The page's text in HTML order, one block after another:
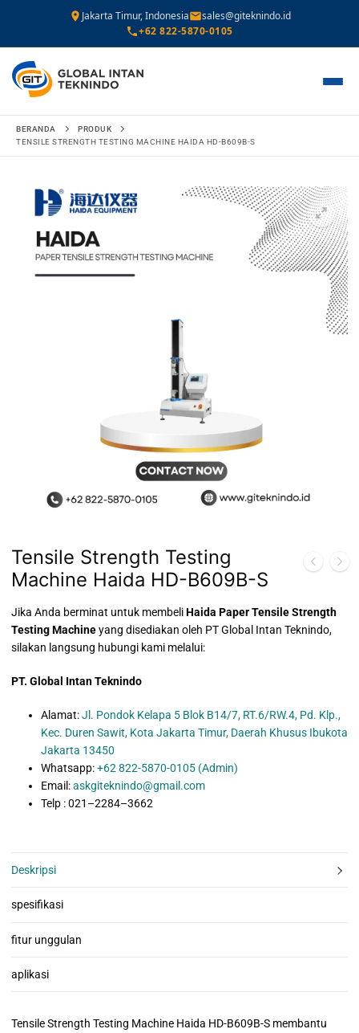
Jakarta Timur, Indonesia
sales@giteknindo.id
+62 822-5870-0105
Lompat
BERANDA
PRODUK
TENSILE STRENGTH TESTING MACHINE HAIDA HD-B609B-S
🔍
Tensile Strength Testing
Machine Haida HD-B609B-S
Jika Anda berminat untuk membeliHaida Paper Tensile Strength
Testing Machineyang disediakan oleh PT Global Intan Teknindo,
silakan langsung hubungi kami melalui:
PT. Global Intan Teknindo
Alamat:Jl. Pondok Kelapa 5 Blok B14/7, RT.6/RW.4, Pd. Klp.,
Kec. Duren Sawit, Kota Jakarta Timur, Daerah Khusus Ibukota
Jakarta 13450
Whatsapp: +62 822-5870-0105 (Admin)
Email:askgiteknindo@gmail.com
Telp : 021–2284–3662
Deskripsi
spesifikasi
fitur unggulan
aplikasi
Tensile Strength Testing Machine Haida HD-B609B-S membantu